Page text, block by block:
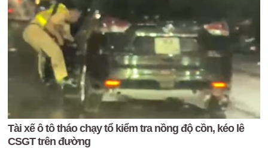
Tài xế ô tô tháo chạy tổ kiểm tra nồng độ cồn, kéo lê
CSGT trên đường